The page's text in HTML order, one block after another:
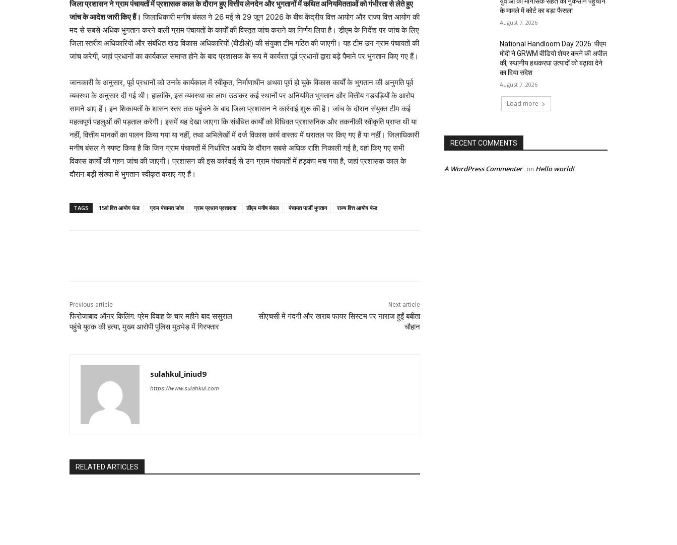
जिला प्रशासन ने ग्राम पंचायतों में प्रशासक काल के दौरान हुए वित्तीय लेनदेन और भुगतानों में कथित अनियमितताओं को गंभीरता से लेते हुए
जांच के आदेश जारी किए हैं। जिलाधिकारी मनीष बंसल ने 26 मई से 29 जून 2026 के बीच केंद्रीय वित्त आयोग और राज्य वित्त आयोग की
मद से सबसे अधिक भुगतान करने वाली ग्राम पंचायतों के कार्यों की विस्तृत जांच कराने का निर्णय लिया है। डीएम के निर्देश पर जांच के लिए
जिला स्तरीय अधिकारियों और संबंधित खंड विकास अधिकारियों (बीडीओ) की संयुक्त टीम गठित की जाएगी। यह टीम उन ग्राम पंचायतों की
जांच करेगी, जहां प्रधानों का कार्यकाल समाप्त होने के बाद प्रशासक के रूप में कार्यरत पूर्व प्रधानों द्वारा बड़े पैमाने पर भुगतान किए गए हैं।
जानकारी के अनुसार, पूर्व प्रधानों को उनके कार्यकाल में स्वीकृत, निर्माणाधीन अथवा पूर्ण हो चुके विकास कार्यों के भुगतान की अनुमति पूर्व
व्यवस्था के अनुसार दी गई थी। हालांकि, इस व्यवस्था का लाभ उठाकर कई स्थानों पर अनियमित भुगतान और वित्तीय गड़बड़ियों के आरोप
सामने आए हैं। इन शिकायतों के शासन स्तर तक पहुंचने के बाद जिला प्रशासन ने कार्रवाई शुरू की है। जांच के दौरान संयुक्त टीम कई
महत्वपूर्ण पहलुओं की पड़ताल करेगी। इसमें यह देखा जाएगा कि संबंधित कार्यों को विधिवत प्रशासनिक और तकनीकी स्वीकृति प्राप्त थी या
नहीं, वित्तीय मानकों का पालन किया गया या नहीं, तथा अभिलेखों में दर्ज विकास कार्य वास्तव में धरातल पर किए गए हैं या नहीं। जिलाधिकारी
मनीष बंसल ने स्पष्ट किया है कि जिन ग्राम पंचायतों में निर्धारित अवधि के दौरान सबसे अधिक राशि निकाली गई है, वहां किए गए सभी
विकास कार्यों की गहन जांच की जाएगी। प्रशासन की इस कार्रवाई से उन ग्राम पंचायतों में हड़कंप मच गया है, जहां प्रशासक काल के
दौरान बड़ी संख्या में भुगतान स्वीकृत कराए गए हैं।
TAGS 15वां वित्त आयोग फंड ग्राम पंचायत जांच ग्राम प्रधान प्रशासक डीएम मनीष बंसल पंचायत फर्जी भुगतान राज्य वित्त आयोग फंड
Previous article
फिरोजाबाद ऑनर किलिंग: प्रेम विवाह के चार महीने बाद ससुराल
पहुंचे युवक की हत्या, मुख्य आरोपी पुलिस मुठभेड़ में गिरफ्तार
Next article
सीएचसी में गंदगी और खराब फायर सिस्टम पर नाराज हुईं बबीता
चौहान
sulahkul_iniud9
https://www.sulahkul.com
RELATED ARTICLES
के मामले में कोर्ट का बड़ा फैसला
August 7, 2026
National Handloom Day 2026: पीएम
मोदी ने GRWM वीडियो शेयर करने की अपील
की, स्थानीय हथकरघा उत्पादों को बढ़ावा देने
का दिया संदेश
August 7, 2026
Load more
RECENT COMMENTS
A WordPress Commenter on Hello world!